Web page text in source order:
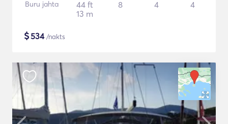
Buru jahta
44 ft
13 m
8 4 4
$534/nakts